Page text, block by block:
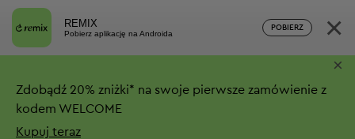
REMIX
Pobierz aplikację na Androida
POBIERZ ×
Zdobądź 20% zniżki* na swoje pierwsze zamówienie z
kodem WELCOME
Kupuj teraz
×